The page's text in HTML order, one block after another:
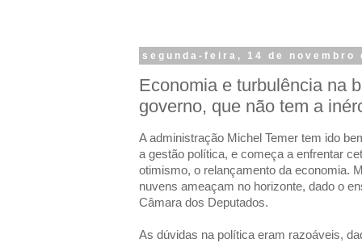
segunda-feira, 14 de novembro
Economia e turbulência na
governo, que não tem a
A administração Michel Temer tem ido
a gestão política, e começa a enfrentar
otimismo, o relançamento da economia.
nuvens ameaçam no horizonte, dado o
Câmara dos Deputados.
As dúvidas na política eram razoáveis,